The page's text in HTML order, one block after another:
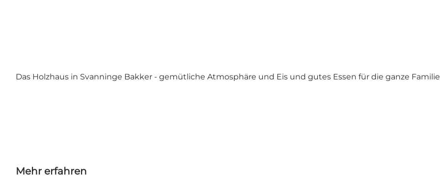
Das Holzhaus in Svanninge Bakker - gemütliche Atmosphäre und Eis und gutes Essen für die ganze
Mehr erfahren